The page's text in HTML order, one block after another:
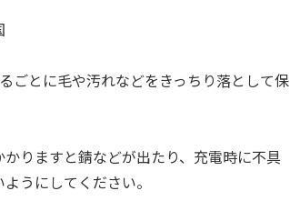
ごとに毛や汚れなどをきっちり落として保
かりますと錆などが出たり、充電時に不具
うにしてください。